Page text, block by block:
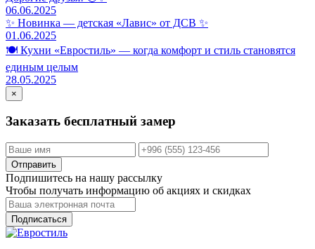
06.06.2025
✨ Новинка — детская «Лавис» от ДСВ ✨
01.06.2025
🍽️ Кухни «Евростиль» — когда комфорт и стиль становятся
единым целым
28.05.2025
×
Заказать бесплатный замер
Отправить
Подпишитесь на нашу рассылку
Чтобы получать информацию об акциях и скидках
Подписаться